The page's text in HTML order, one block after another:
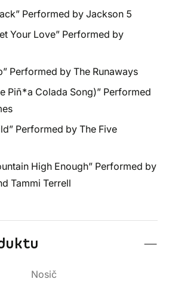
Performed by Jackson 5
Your Love” Performed by
Performed by The Runaways
Piñ*a Colada Song)” Performed
Performed by The Five
High Enough” Performed by
Tammi Terrell
Nosič